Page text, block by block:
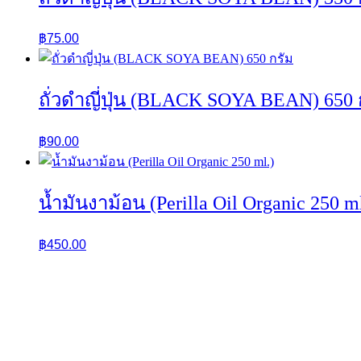
฿75.00
ถั่วดำญี่ปุ่น (BLACK SOYA BEAN) 650
฿90.00
น้ำมันงาม้อน (Perilla Oil Organic 250
฿450.00